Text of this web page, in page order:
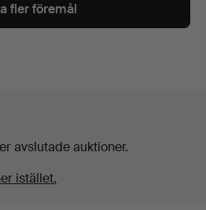
fler föremål
avslutade auktioner.
istället.